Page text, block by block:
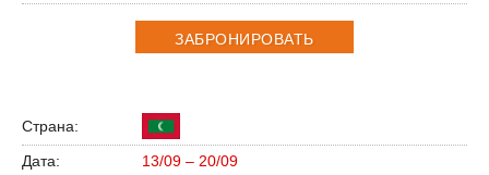
ЗАБРОНИРОВАТЬ
13/09 – 20/09